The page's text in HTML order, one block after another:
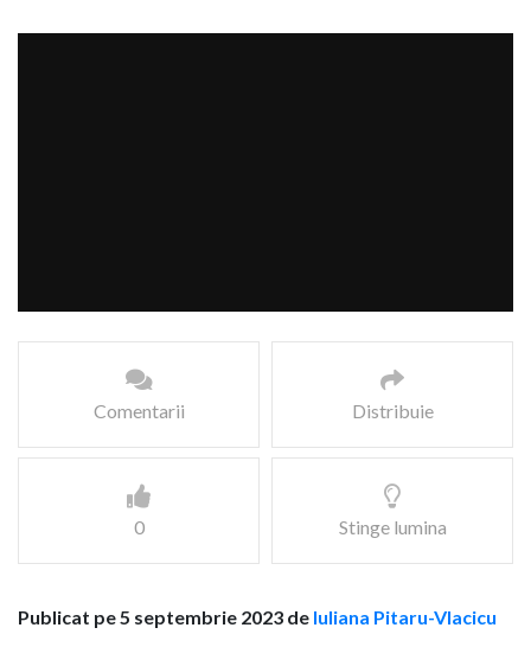
Comentarii Distribuie
0 Stinge lumina
Publicat pe 5 septembrie 2023 de Iuliana Pitaru-Vlacicu